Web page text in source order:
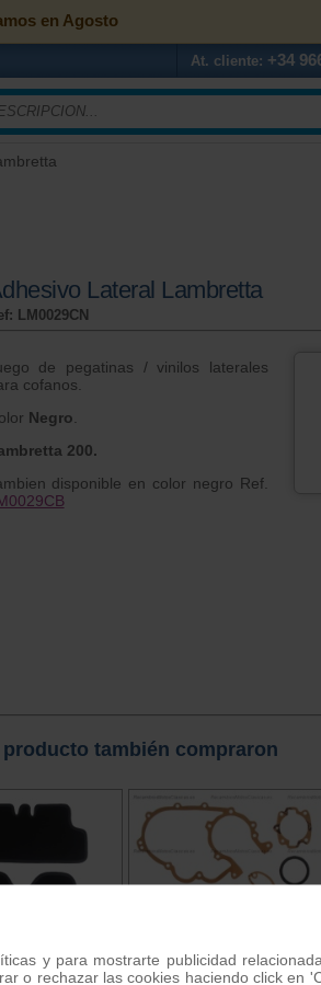
en Agosto
At. cliente: +34
Lateral Lambretta
LM0029CN
de pegatinas / vinilos laterales
cofanos.
Negro
200.
disponible en color negro Ref.
también compraron
y para mostrarte publicidad
o rechazar las cookies haciendo click en